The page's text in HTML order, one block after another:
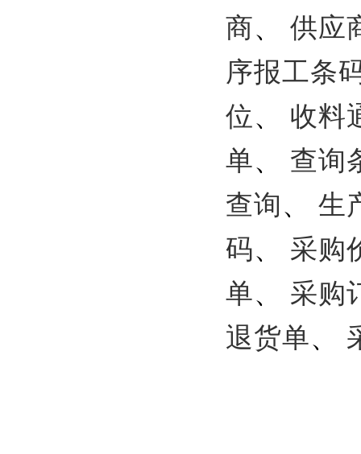
商、 供应
序报工条
位、 收料
单、 查询
查询、 生
码、 采购
单、 采购
退货单、